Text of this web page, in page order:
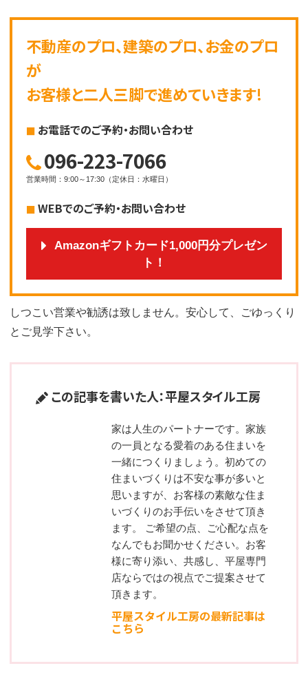
不動産のプロ、建築のプロ、お金のプロ
が
お客様と二人三脚で進めていきます!
お電話でのご予約・お問い合わせ
096-223-7066
営業時間 ： 9:00～17:30 （ 定休日 ： 水曜日 ）
WEBでのご予約・お問い合わせ
Amazonギフトカード1,000円分プレゼン
ト！
しつこい営業や勧誘は致しません。安心して、ごゆっくり
とご見学下さい。
この記事を書いた人：平屋スタイル工房
家は人生のパートナーです。家族
の一員となる愛着のある住まいを
一緒につくりましょう。初めての
住まいづくりは不安な事が多いと
思いますが、お客様の素敵な住ま
いづくりのお手伝いをさせて頂き
ます。 ご希望の点、ご心配な点を
なんでもお聞かせください。お客
様に寄り添い、共感し、平屋専門
店ならではの視点でご提案させて
頂きます。
平屋スタイル工房の最新記事は
こちら